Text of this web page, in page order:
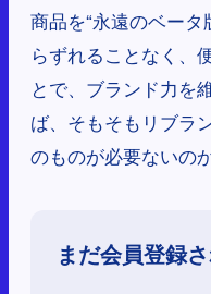
商品を“永遠のベー
らずれることなく、
とで、ブランド力を
ば、そもそもリブラ
のものが必要ないの
まだ会員登録